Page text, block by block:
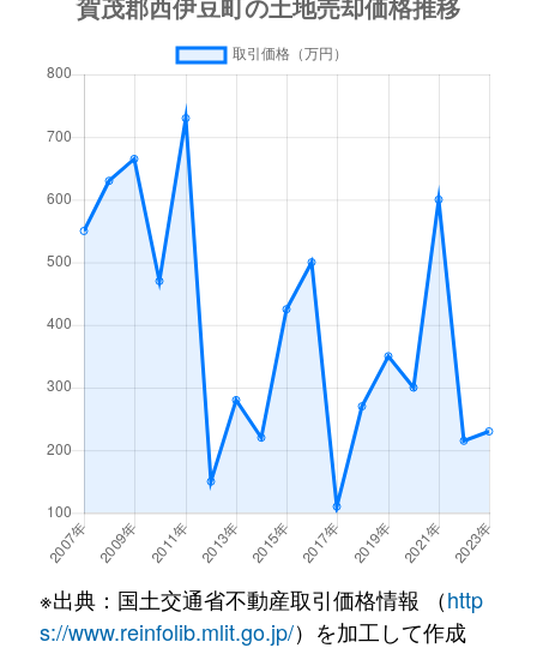
※出典：国土交通省不動産取引価格情報 （http
s://www.reinfolib.mlit.go.jp/）を加工して作成